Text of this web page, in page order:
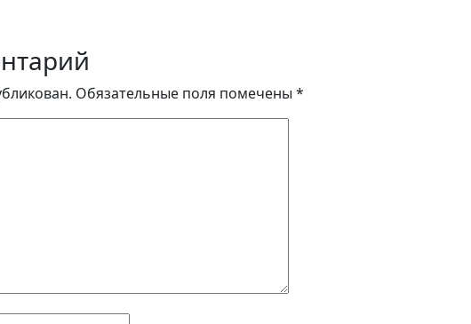
Обязательные поля помечены *